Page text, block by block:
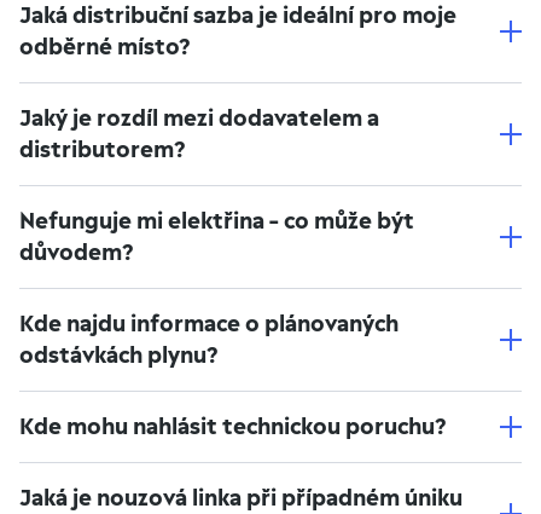
Jaká distribuční sazba je ideální pro moje
odběrné místo?
Jaký je rozdíl mezi dodavatelem a
distributorem?
Nefunguje mi elektřina – co může být
důvodem?
Kde najdu informace o plánovaných
odstávkách plynu?
Kde mohu nahlásit technickou poruchu?
Jaká je nouzová linka při případném úniku